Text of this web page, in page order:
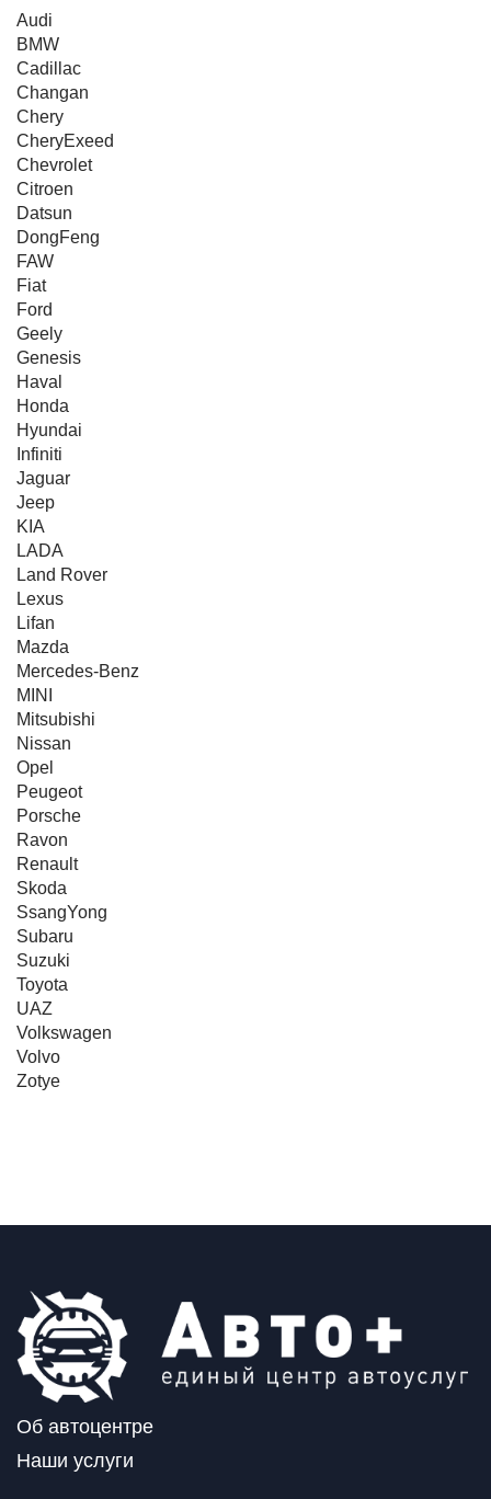
Audi
BMW
Cadillac
Changan
Chery
CheryExeed
Chevrolet
Citroen
Datsun
DongFeng
FAW
Fiat
Ford
Geely
Genesis
Haval
Honda
Hyundai
Infiniti
Jaguar
Jeep
KIA
LADA
Land Rover
Lexus
Lifan
Mazda
Mercedes-Benz
MINI
Mitsubishi
Nissan
Opel
Peugeot
Porsche
Ravon
Renault
Skoda
SsangYong
Subaru
Suzuki
Toyota
UAZ
Volkswagen
Volvo
Zotye
Об автоцентре
Наши услуги